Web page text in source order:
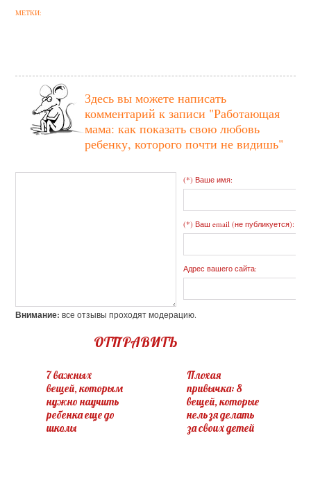
МЕТКИ:
Здесь вы можете написать
комментарий к записи "Работающая
мама: как показать свою любовь
ребенку, которого почти не видишь"
(*) Ваше имя:
(*) Ваш email (не публикуется):
Адрес вашего сайта:
Внимание: все отзывы проходят модерацию.
ОТПРАВИТЬ
7 важных
вещей, которым
нужно научить
ребенка еще до
школы
Плохая
привычка: 8
вещей, которые
нельзя делать
за своих детей